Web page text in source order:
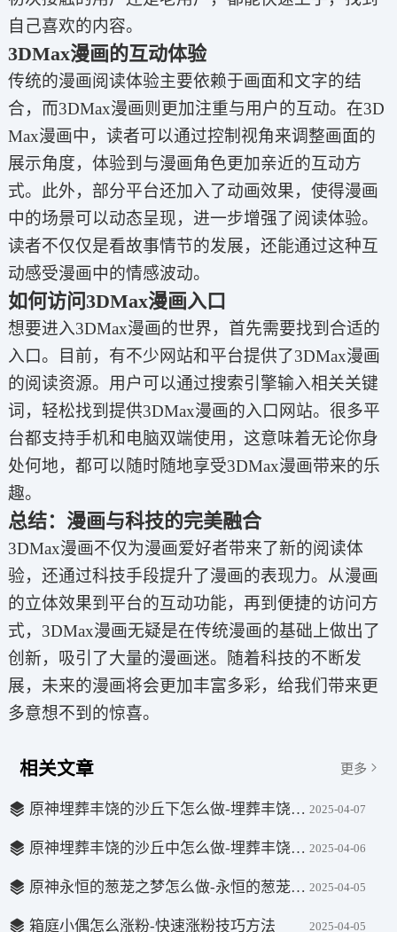
自己喜欢的内容。
3DMax漫画的互动体验
传统的漫画阅读体验主要依赖于画面和文字的结
合，而3DMax漫画则更加注重与用户的互动。在3D
Max漫画中，读者可以通过控制视角来调整画面的
展示角度，体验到与漫画角色更加亲近的互动方
式。此外，部分平台还加入了动画效果，使得漫画
中的场景可以动态呈现，进一步增强了阅读体验。
读者不仅仅是看故事情节的发展，还能通过这种互
动感受漫画中的情感波动。
如何访问3DMax漫画入口
想要进入3DMax漫画的世界，首先需要找到合适的
入口。目前，有不少网站和平台提供了3DMax漫画
的阅读资源。用户可以通过搜索引擎输入相关关键
词，轻松找到提供3DMax漫画的入口网站。很多平
台都支持手机和电脑双端使用，这意味着无论你身
处何地，都可以随时随地享受3DMax漫画带来的乐
趣。
总结：漫画与科技的完美融合
3DMax漫画不仅为漫画爱好者带来了新的阅读体
验，还通过科技手段提升了漫画的表现力。从漫画
的立体效果到平台的互动功能，再到便捷的访问方
式，3DMax漫画无疑是在传统漫画的基础上做出了
创新，吸引了大量的漫画迷。随着科技的不断发
展，未来的漫画将会更加丰富多彩，给我们带来更
多意想不到的惊喜。
相关文章 更多
原神埋葬丰饶的沙丘下怎么做-埋葬丰饶的沙丘下完成方法 2025-04-07
原神埋葬丰饶的沙丘中怎么做-埋葬丰饶的沙丘中完成方法 2025-04-06
原神永恒的葱茏之梦怎么做-永恒的葱茏之梦完成方法 2025-04-05
箱庭小偶怎么涨粉-快速涨粉技巧方法 2025-04-05